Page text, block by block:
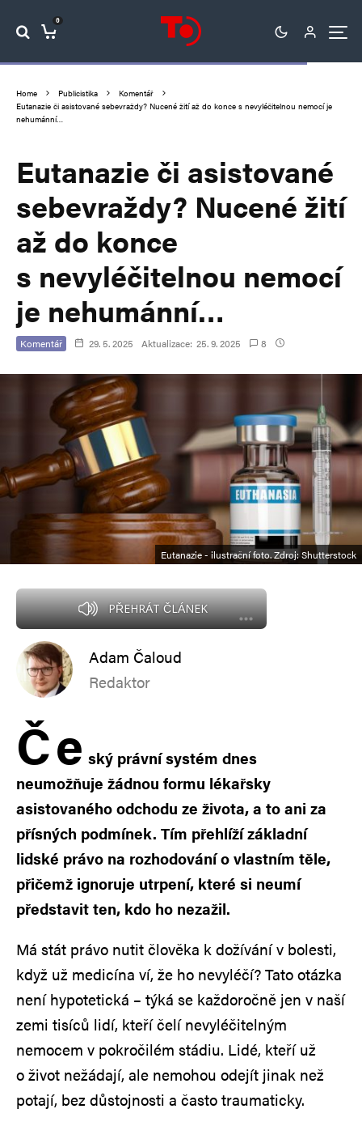
0
Home Publicistika
Komentář
Eutanazie či asistované sebevraždy? Nucené žití až do konce s nevyléčitelnou nemocí je
nehumánní…
Eutanazie či asistované
sebevraždy? Nucené žití
až do konce
s nevyléčitelnou nemocí
je nehumánní…
Komentář 29. 5. 2025 Aktualizace: 25. 9. 2025 8
Eutanazie - ilustrační foto. Zdroj: Shutterstock
PŘEHRÁT ČLÁNEK
Adam Čaloud
Redaktor
Če ský právní systém dnes
neumožňuje žádnou formu lékařsky
asistovaného odchodu ze života, a to ani za
přísných podmínek. Tím přehlíží základní
lidské právo na rozhodování o vlastním těle,
přičemž ignoruje utrpení, které si neumí
představit ten, kdo ho nezažil.
Má stát právo nutit člověka k dožívání v bolesti,
když už medicína ví, že ho nevyléčí? Tato otázka
není hypotetická – týká se každoročně jen v naší
zemi tisíců lidí, kteří čelí nevyléčitelným
nemocem v pokročilém stádiu. Lidé, kteří už
o život nežádají, ale nemohou odejít jinak než
potají, bez důstojnosti a často traumaticky.